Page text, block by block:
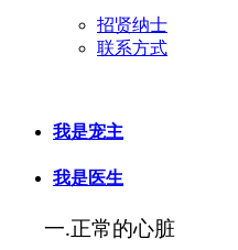
招贤纳士
联系方式
我是宠主
我是医生
一.正常的心脏